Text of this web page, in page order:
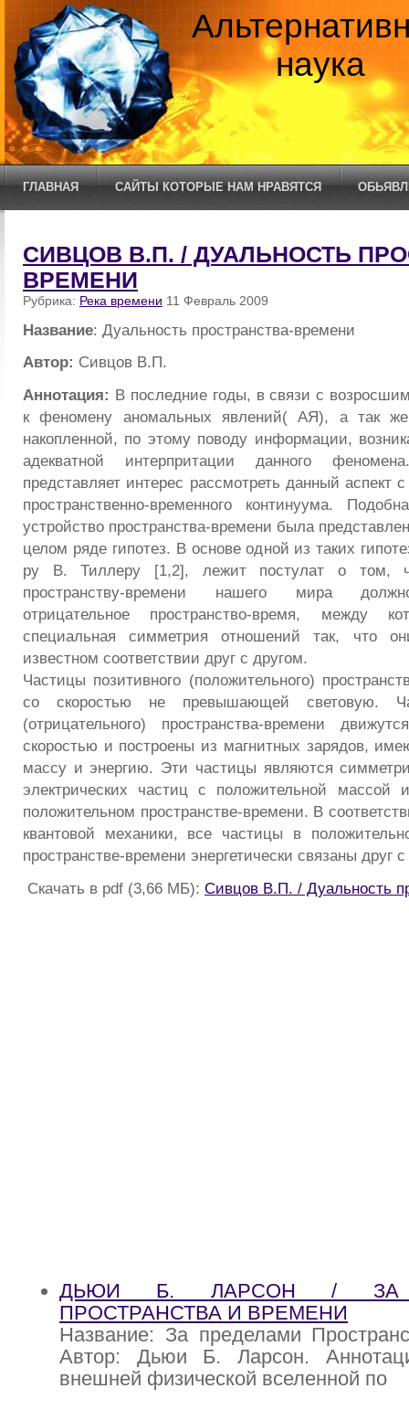
наука
ГЛАВНАЯ САЙТЫ КОТОРЫЕ НАМ НРАВЯТСЯ
СИВЦОВ В.П. / ДУАЛЬНОСТЬ
ВРЕМЕНИ
Рубрика: Река времени 11 Февраль 2009
Название: Дуальность пространства-времени
Автор: Сивцов В.П.
Аннотация: В последние годы, в связи с
к феномену аномальных явлений( АЯ), а так
накопленной, по этому поводу информации,
адекватной интерпритации данного
представляет интерес рассмотреть данный аспект
пространственно-временного континуума.
устройство пространства-времени была
целом ряде гипотез. В основе одной из таких
ру В. Тиллеру [1,2], лежит постулат о том,
пространству-времени нашего мира
отрицательное пространство-время, между
специальная симметрия отношений так, что
известном соответствии друг с другом.
Частицы позитивного (положительного)
со скоростью не превышающей световую.
(отрицательного) пространства-времени
скоростью и построены из магнитных зарядов,
массу и энергию. Эти частицы являются
электрических частиц с положительной
положительном пространстве-времени. В
квантовой механики, все частицы в
пространстве-времени энергетически связаны друг
Скачать в pdf (3,66 МБ): Сивцов В.П. / Дуальность
ДЬЮИ Б. ЛАРСОН / ЗА
ПРОСТРАНСТВА И ВРЕМЕНИ
Название: За пределами
Автор: Дьюи Б. Ларсон.
внешней физической вселенной по